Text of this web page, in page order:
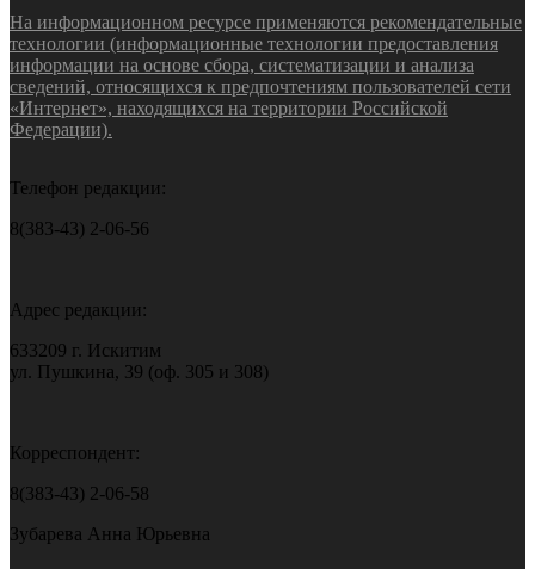
На информационном ресурсе применяются рекомендательные
технологии (информационные технологии предоставления
информации на основе сбора, систематизации и анализа
сведений, относящихся к предпочтениям пользователей сети
«Интернет», находящихся на территории Российской
Федерации).
Телефон редакции:
8(383-43) 2-06-56
Адрес редакции:
633209 г. Искитим
ул. Пушкина, 39 (оф. 305 и 308)
Корреспондент:
8(383-43) 2-06-58
Зубарева Анна Юрьевна